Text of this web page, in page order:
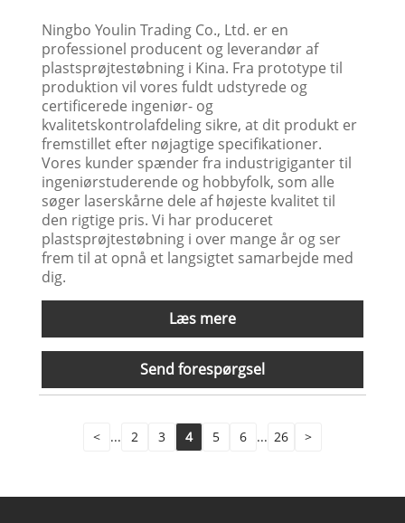
Ningbo Youlin Trading Co., Ltd. er en
professionel producent og leverandør af
plastsprøjtestøbning i Kina. Fra prototype til
produktion vil vores fuldt udstyrede og
certificerede ingeniør- og
kvalitetskontrolafdeling sikre, at dit produkt er
fremstillet efter nøjagtige specifikationer.
Vores kunder spænder fra industrigiganter til
ingeniørstuderende og hobbyfolk, som alle
søger laserskårne dele af højeste kvalitet til
den rigtige pris. Vi har produceret
plastsprøjtestøbning i over mange år og ser
frem til at opnå et langsigtet samarbejde med
dig.
Læs mere
Send forespørgsel
< ... 2 3 4 5 6 ... 26 >